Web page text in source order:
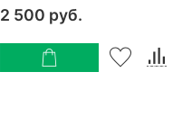
2 500 руб.